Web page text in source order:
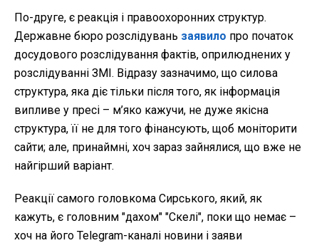
По-друге, є реакція і правоохоронних структур.
Державне бюро розслідувань заявило про початок
досудового розслідування фактів, оприлюднених у
розслідуванні ЗМІ. Відразу зазначимо, що силова
структура, яка діє тільки після того, як інформація
випливе у пресі – м’яко кажучи, не дуже якісна
структура, її не для того фінансують, щоб моніторити
сайти; але, принаймні, хоч зараз зайнялися, що вже не
найгірший варіант.
Реакції самого головкома Сирського, який, як
кажуть, є головним "дахом" "Скелі", поки що немає –
хоч на його Telegram-каналі новини і заяви